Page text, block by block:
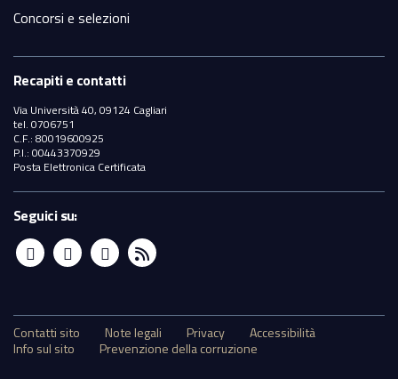
Concorsi e selezioni
Recapiti e contatti
Via Università 40, 09124 Cagliari
tel. 0706751
C.F.: 80019600925
P.I.: 00443370929
Posta Elettronica Certificata
Seguici su:
Sezione
Contatti sito Note legali Privacy
Accessibilità
Info sul sito
Prevenzione della corruzione